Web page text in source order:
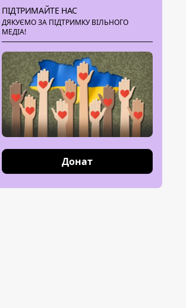
ПІДТРИМАЙТЕ НАС
ДЯКУЄМО ЗА ПІДТРИМКУ ВІЛЬНОГО
МЕДІА!
Донат